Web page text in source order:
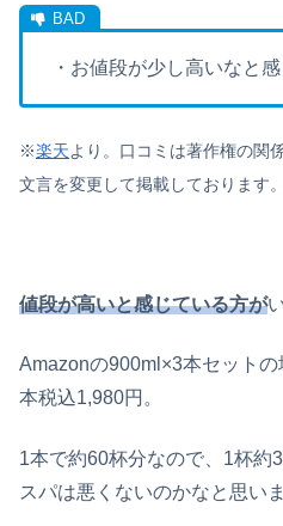
・お値段が少し高いなと感
※楽天より。口コミは著作権の関
文言を変更して掲載しております。
値段が高いと感じている方が
Amazonの900ml×3本セット
本税込1,980円。
1本で約60杯分なので、1杯約
スパは悪くないのかなと思いま